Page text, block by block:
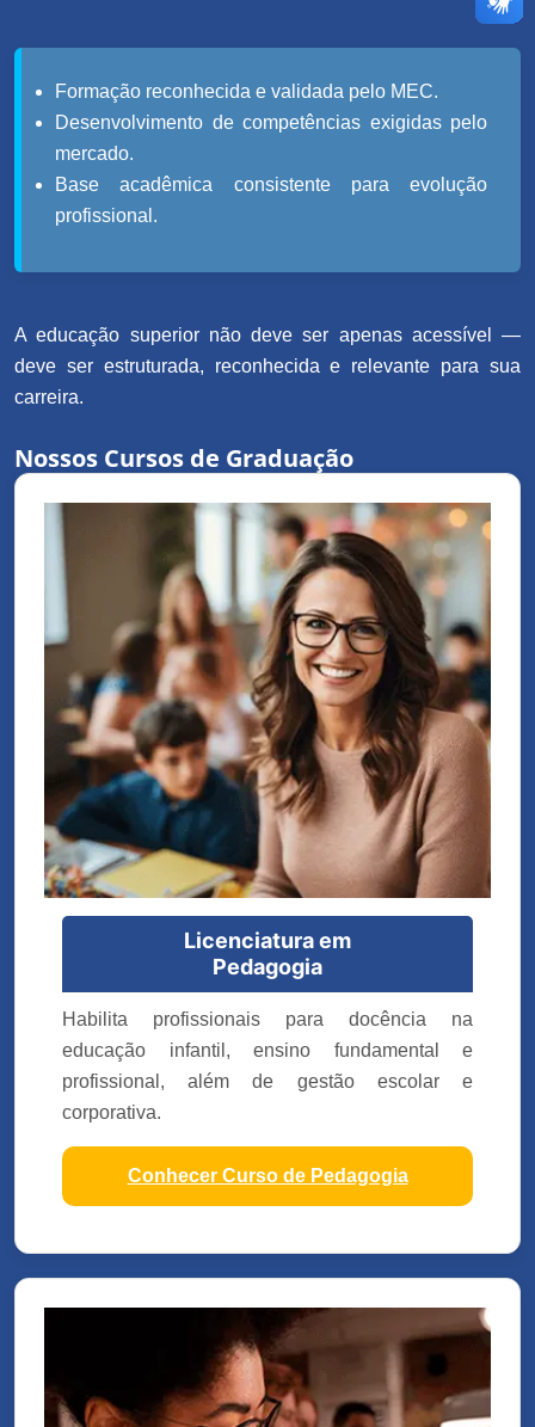
Formação reconhecida e validada pelo MEC.
Desenvolvimento de competências exigidas pelo
mercado.
Base acadêmica consistente para evolução
profissional.
A educação superior não deve ser apenas acessível —
deve ser estruturada, reconhecida e relevante para sua
carreira.
Nossos Cursos de Graduação
Licenciatura em
Pedagogia
Habilita profissionais para docência na
educação infantil, ensino fundamental e
profissional, além de gestão escolar e
corporativa.
Conhecer Curso de Pedagogia